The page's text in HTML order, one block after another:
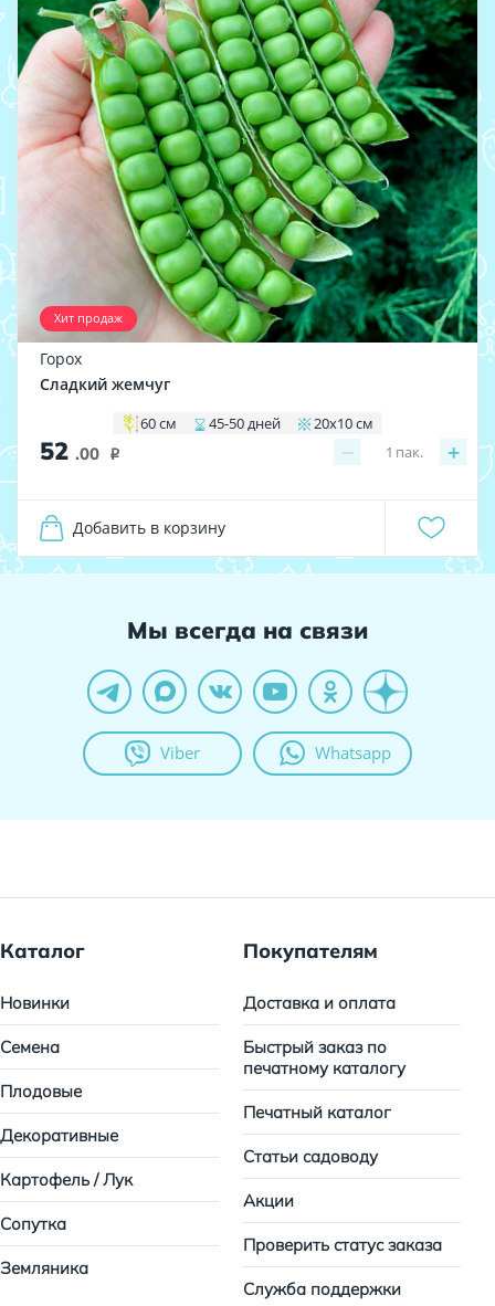
Хит продаж
Горох
Сладкий жемчуг
60 см 45-50 дней 20х10 см
52 .00 i − +
1 пак.
Добавить в корзину
Мы всегда на связи
Viber Whatsapp
Каталог
Новинки
Семена
Плодовые
Декоративные
Картофель / Лук
Сопутка
Земляника
Покупателям
Доставка и оплата
Быстрый заказ по
печатному каталогу
Печатный каталог
Статьи садоводу
Акции
Проверить статус заказа
Служба поддержки